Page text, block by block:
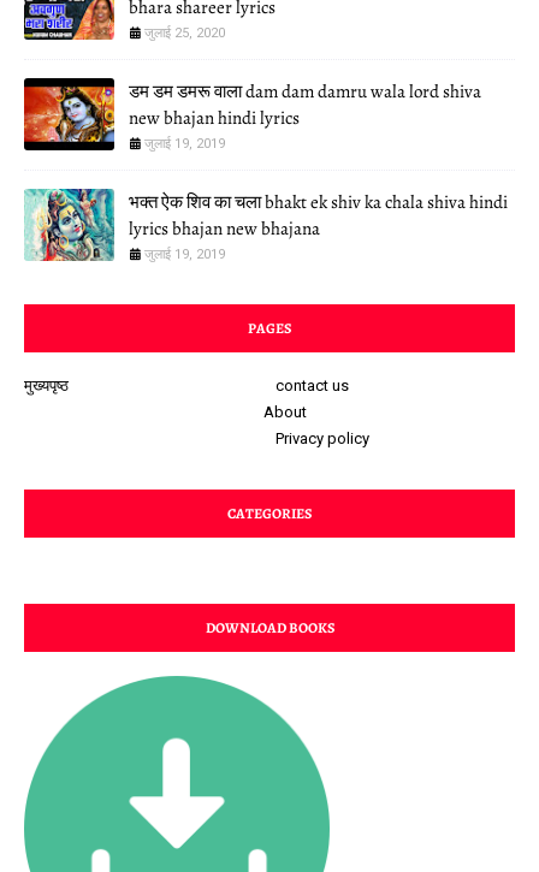
bhara shareer lyrics
जुलाई 25, 2020
डम डम डमरू वाला dam dam damru wala lord shiva
new bhajan hindi lyrics
जुलाई 19, 2019
भक्त ऐक शिव का चला bhakt ek shiv ka chala shiva hindi
lyrics bhajan new bhajana
जुलाई 19, 2019
PAGES
मुख्यपृष्ठ
contact us
About
Privacy policy
CATEGORIES
DOWNLOAD BOOKS